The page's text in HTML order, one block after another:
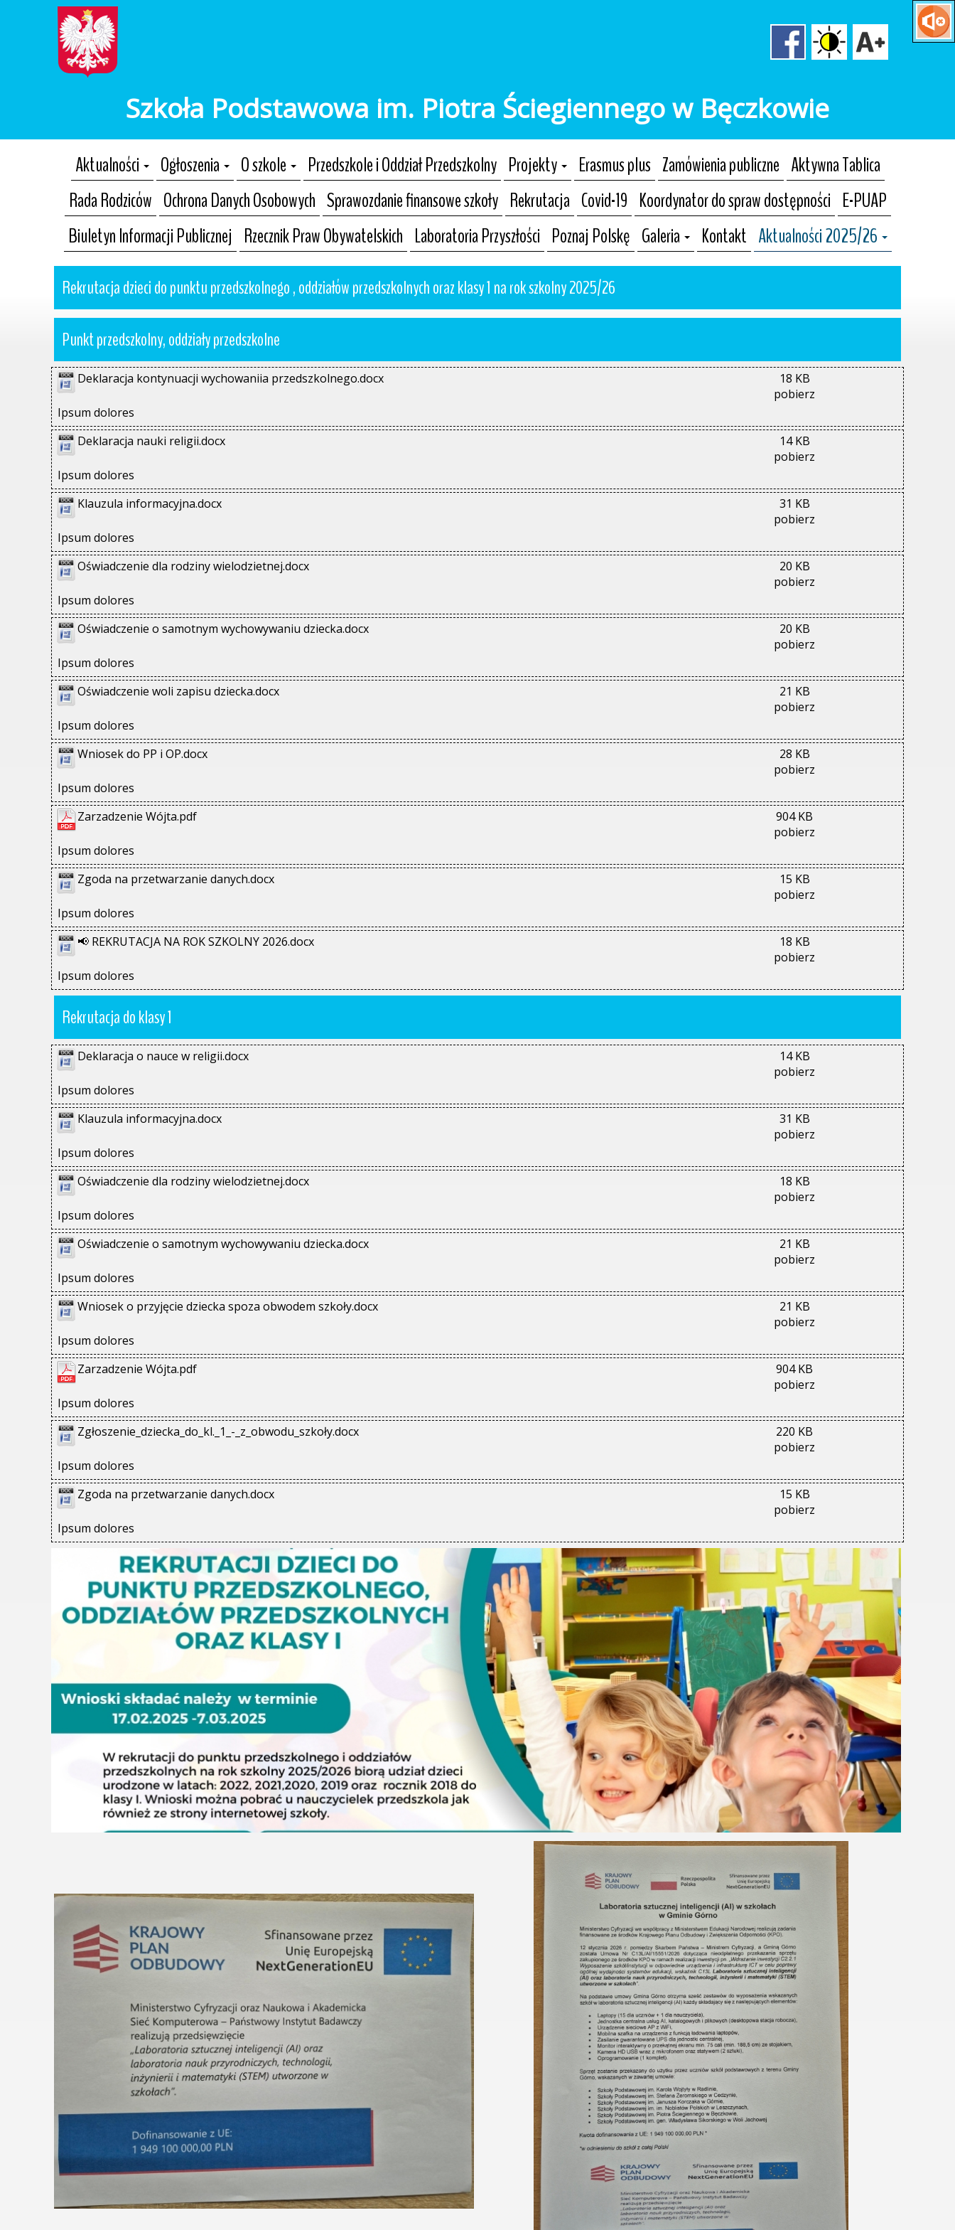
Szkoła Podstawowa im. Piotra Ściegiennego w Bęczkowie
Aktualności Ogłoszenia O szkole Przedszkole i Oddział Przedszkolny Projekty Erasmus plus Zamówienia publiczne Aktywna Tablica
Rada Rodziców Ochrona Danych Osobowych Sprawozdanie finansowe szkoły Rekrutacja Covid-19 Koordynator do spraw dostępności E-PUAP
Biuletyn Informacji Publicznej Rzecznik Praw Obywatelskich Laboratoria Przyszłości Poznaj Polskę Galeria Kontakt Aktualności 2025/26
Rekrutacja dzieci do punktu przedszkolnego , oddziałów przedszkolnych oraz klasy 1 na rok szkolny 2025/26
Punkt przedszkolny, oddziały przedszkolne
Deklaracja kontynuacji wychowaniia przedszkolnego.docx
18 KB
pobierz
Ipsum dolores
Deklaracja nauki religii.docx
14 KB
pobierz
Ipsum dolores
Klauzula informacyjna.docx
31 KB
pobierz
Ipsum dolores
Oświadczenie dla rodziny wielodzietnej.docx
20 KB
pobierz
Ipsum dolores
Oświadczenie o samotnym wychowywaniu dziecka.docx
20 KB
pobierz
Ipsum dolores
Oświadczenie woli zapisu dziecka.docx
21 KB
pobierz
Ipsum dolores
Wniosek do PP i OP.docx
28 KB
pobierz
Ipsum dolores
Zarzadzenie Wójta.pdf
904 KB
pobierz
Ipsum dolores
Zgoda na przetwarzanie danych.docx
15 KB
pobierz
Ipsum dolores
📢 REKRUTACJA NA ROK SZKOLNY 2026.docx
18 KB
pobierz
Ipsum dolores
Rekrutacja do klasy 1
Deklaracja o nauce w religii.docx
14 KB
pobierz
Ipsum dolores
Klauzula informacyjna.docx
31 KB
pobierz
Ipsum dolores
Oświadczenie dla rodziny wielodzietnej.docx
18 KB
pobierz
Ipsum dolores
Oświadczenie o samotnym wychowywaniu dziecka.docx
21 KB
pobierz
Ipsum dolores
Wniosek o przyjęcie dziecka spoza obwodem szkoły.docx
21 KB
pobierz
Ipsum dolores
Zarzadzenie Wójta.pdf
904 KB
pobierz
Ipsum dolores
Zgłoszenie_dziecka_do_kl._1_-_z_obwodu_szkoły.docx
220 KB
pobierz
Ipsum dolores
Zgoda na przetwarzanie danych.docx
15 KB
pobierz
Ipsum dolores